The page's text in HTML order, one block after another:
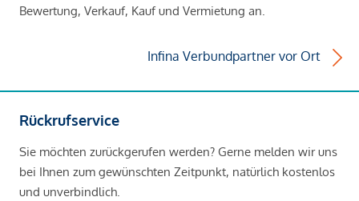
Bewertung, Verkauf, Kauf und Vermietung an.
Infina Verbundpartner vor Ort
Rückrufservice
Sie möchten zurückgerufen werden? Gerne melden wir uns
bei Ihnen zum gewünschten Zeitpunkt, natürlich kostenlos
und unverbindlich.